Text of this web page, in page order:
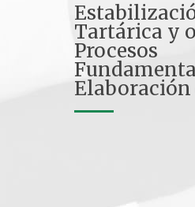
Tartárica y
Procesos